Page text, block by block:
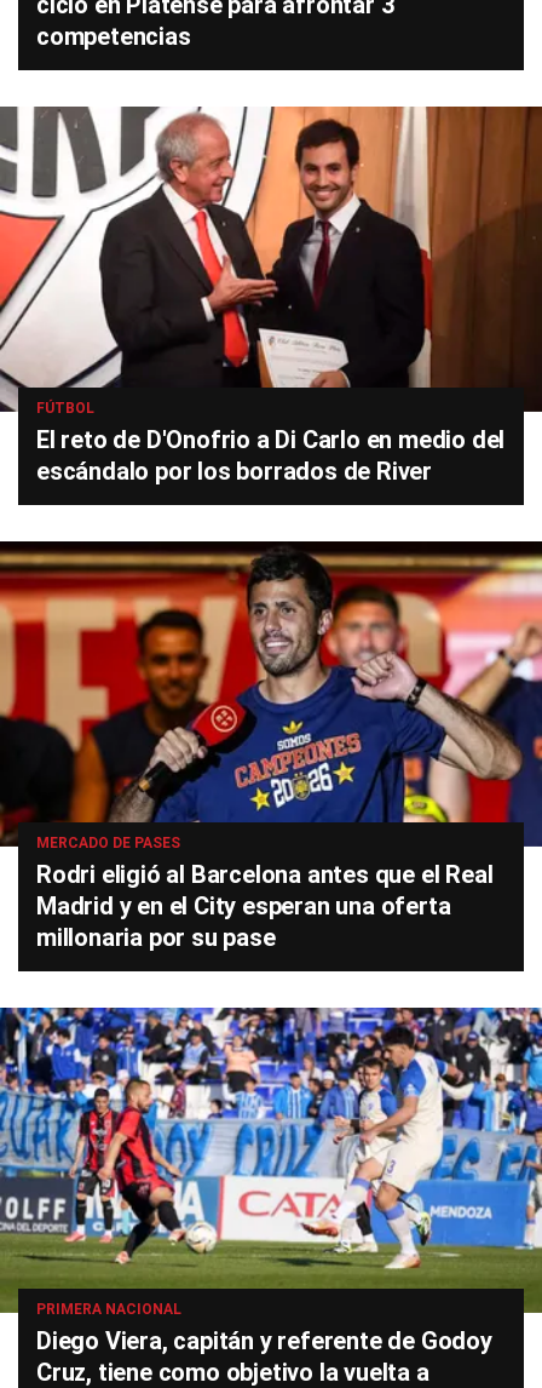
competencias
FÚTBOL
El reto de D'Onofrio a Di Carlo en medio del
escándalo por los borrados de River
MERCADO DE PASES
Rodri eligió al Barcelona antes que el Real
Madrid y en el City esperan una oferta
millonaria por su pase
PRIMERA NACIONAL
Diego Viera, capitán y referente de Godoy
Cruz, tiene como objetivo la vuelta a